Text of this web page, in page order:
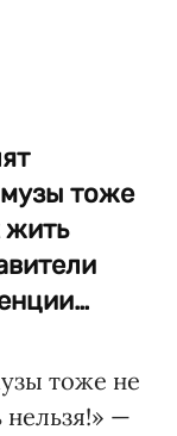
тоже
жить
тоже не
—